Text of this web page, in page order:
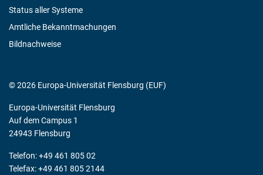
Status aller Systeme
Amtliche Bekanntmachungen
Bildnachweise
© 2026 Europa-Universität Flensburg (EUF)
Europa-Universität Flensburg
Auf dem Campus 1
24943 Flensburg
Telefon: +49 461 805 02
Telefax: +49 461 805 2144